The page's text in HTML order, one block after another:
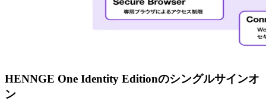
HENNGE One Identity Editionのシングルサインオ
ン